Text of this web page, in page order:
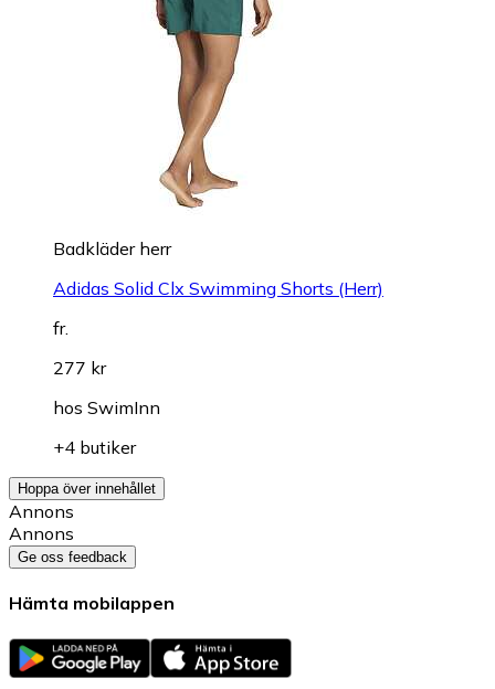
Badkläder herr
Adidas Solid Clx Swimming Shorts (Herr)
fr.
277 kr
hos SwimInn
+4 butiker
Hoppa över innehållet
Annons
Annons
Ge oss feedback
Hämta mobilappen